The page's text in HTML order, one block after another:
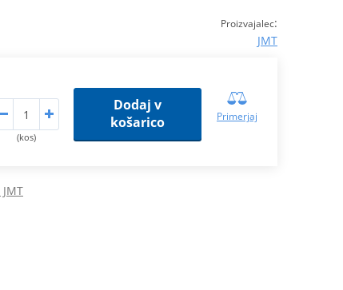
Proizvajalec:
JMT
(kos)
Dodaj v
košarico
Primerjaj